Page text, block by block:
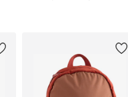
Tallas disponibles: One Size